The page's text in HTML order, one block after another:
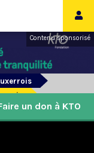
Contenu sponsorisé
un don à KTO